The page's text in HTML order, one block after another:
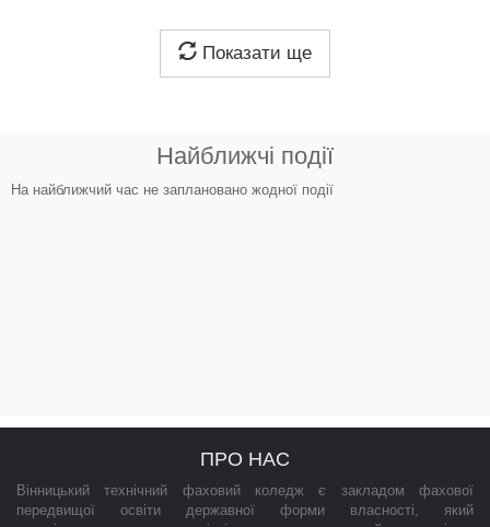
Показати ще
Найближчі події
На найближчий час не заплановано жодної події
ПРО НАС
Вінницький технічний фаховий коледж є закладом фахової
передвищої освіти державної форми власності, який